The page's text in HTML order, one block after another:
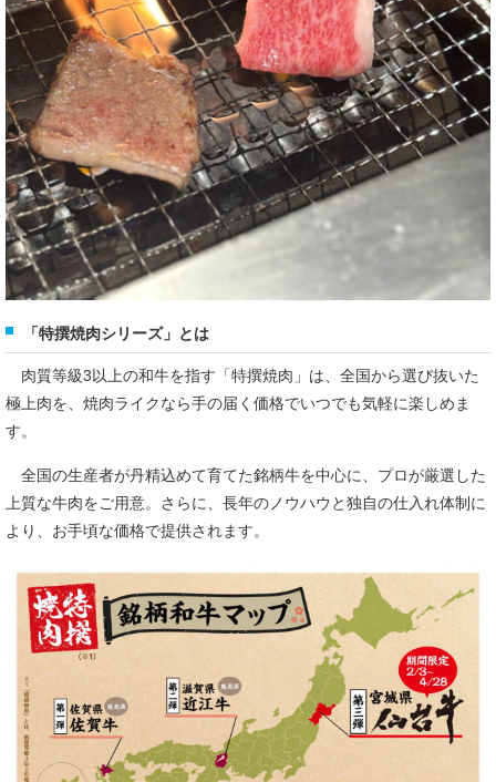
「特撰焼肉シリーズ」とは
肉質等級3以上の和牛を指す「特撰焼肉」は、全国から選び抜いた
極上肉を、焼肉ライクなら手の届く価格でいつでも気軽に楽しめま
す。
全国の生産者が丹精込めて育てた銘柄牛を中心に、プロが厳選した
上質な牛肉をご用意。さらに、長年のノウハウと独自の仕入れ体制に
より、お手頃な価格で提供されます。